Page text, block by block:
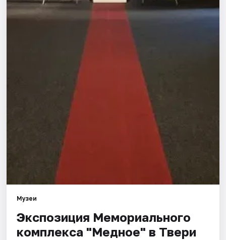
Музеи
Экспозиция Мемориального
комплекса "Медное" в Твери